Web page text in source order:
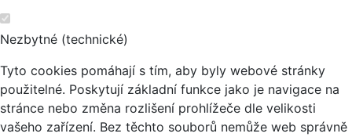
Nezbytné (technické)
Tyto cookies pomáhají s tím, aby byly webové stránky
použitelné. Poskytují základní funkce jako je navigace na
stránce nebo změna rozlišení prohlížeče dle velikosti
vašeho zařízení. Bez těchto souborů nemůže web správně